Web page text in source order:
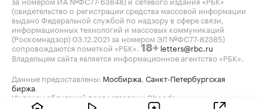
(свидетельство о регистрации средства массовой информации
выдано Федеральной службой по надзору в сфере связи,
информационных технологий и массовых коммуникаций
(Роскомнадзор) 03.12.2021 за номером ЭЛ №ФС77-82385)
сопровождаются пометкой «РБК». 18+ letters@rbc.ru
Владельцем сайта является информационное агентство «РБК».
Данные предоставлены: Мосбиржа Санкт-Петербургская
биржа
Индексы облигаций предоставлены Cbonds.